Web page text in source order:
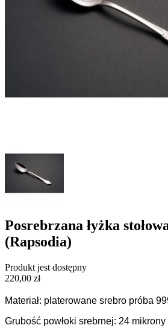
Posrebrzana łyżka
(Rapsodia)
Produkt jest dostępny
220,00 zł
Materiał: platerowane srebro próba
Grubość powłoki srebrnej: 24 mikrony